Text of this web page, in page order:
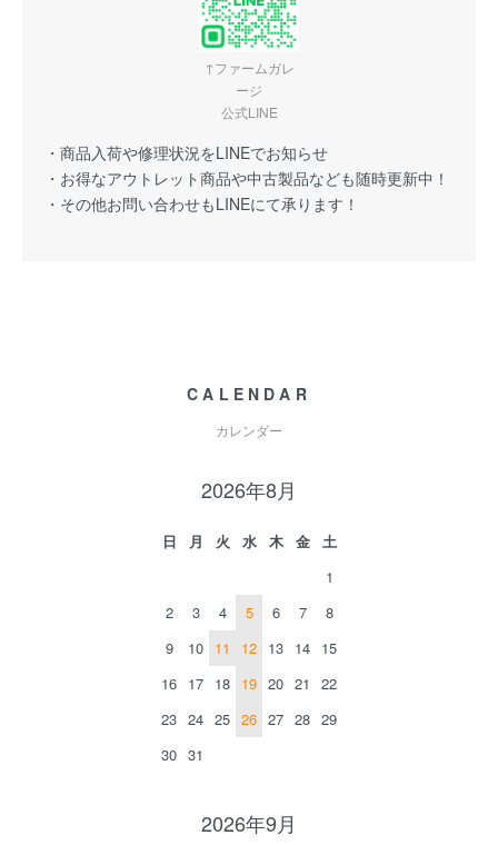
↑ファームガレ
ージ
公式LINE
・商品入荷や修理状況をLINEでお知らせ
・お得なアウトレット商品や中古製品なども随時更新中！
・その他お問い合わせもLINEにて承ります！
CALENDAR
カレンダー
2026年8月
日 月 火 水 木 金
土
1
2
3 4 5 6 7
8
9
10 11 12 13 14 15
16 17 18 19 20 21
22
23 24 25 26 27 28 29
30 31
2026年9月